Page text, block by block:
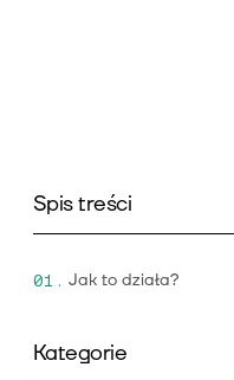
Spis treści
Jak to działa?
Kategorie